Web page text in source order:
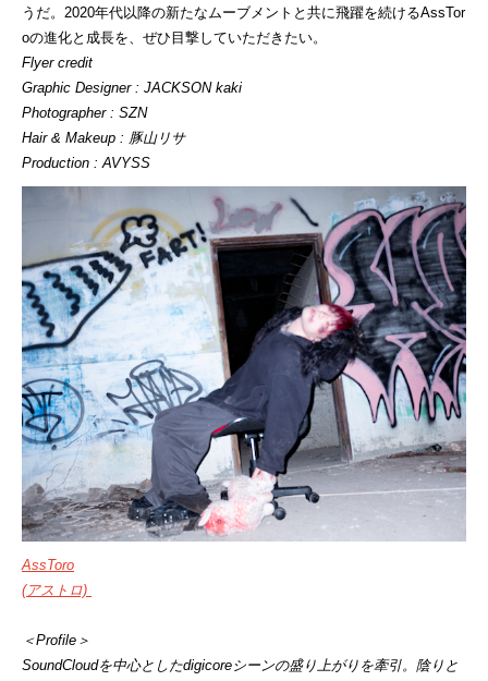
うだ。2020年代以降の新たなムーブメントと共に飛躍を続けるAssTor
oの進化と成長を、ぜひ目撃していただきたい。
Flyer credit
Graphic Designer : JACKSON kaki
Photographer : SZN
Hair & Makeup : 豚山リサ
Production : AVYSS
AssToro
(アストロ)
＜Profile＞
SoundCloudを中心としたdigicoreシーンの盛り上がりを牽引。陰りと